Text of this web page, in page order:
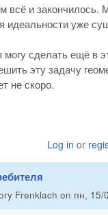
всё и закончилось.
идеальности уже
могу сделать ещё в
эту задачу
не скоро.
Log in or
Frenklach on пн, 15/